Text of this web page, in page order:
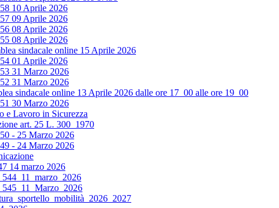
10 Aprile 2026
09 Aprile 2026
08 Aprile 2026
08 Aprile 2026
sindacale online 15 Aprile 2026
01 Aprile 2026
31 Marzo 2026
31 Marzo 2026
sindacale online 13 Aprile 2026 dalle ore 17_00 alle ore 19_00
30 Marzo 2026
e Lavoro in Sicurezza
art. 25 L. 300_1970
- 25 Marzo 2026
- 24 Marzo 2026
14 marzo 2026